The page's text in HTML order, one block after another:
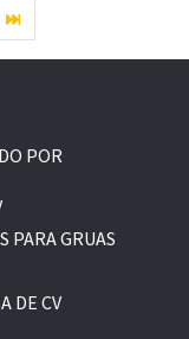
POR
PARA GRUAS
DE CV